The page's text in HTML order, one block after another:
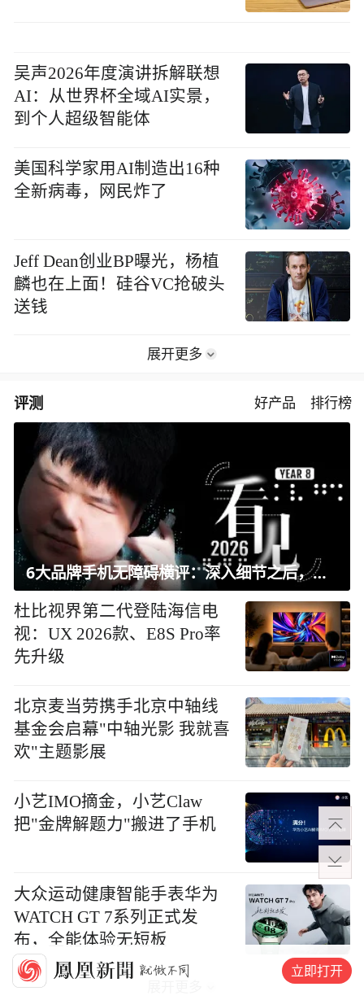
吴声2026年度演讲拆解联想
AI：从世界杯全域AI实景，
到个人超级智能体
美国科学家用AI制造出16种
全新病毒，网民炸了
Jeff Dean创业BP曝光，杨植
麟也在上面！硅谷VC抢破头
送钱
展开更多
评测 好产品 排行榜
6大品牌手机无障碍横评：深入细节之后，似乎只有苹果能挺住？｜ 看见2026
杜比视界第二代登陆海信电
视：UX 2026款、E8S Pro率
先升级
北京麦当劳携手北京中轴线
基金会启幕"中轴光影 我就喜
欢"主题影展
小艺IMO摘金，小艺Claw
把"金牌解题力"搬进了手机
大众运动健康智能手表华为
WATCH GT 7系列正式发
布，全能体验无短板
立即打开